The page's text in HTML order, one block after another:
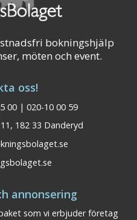
Visa på karta
bokningshjälp
möten och event.
oss!
00 | 020-10 00 59
182 33 Danderyd
annonsering
som vi erbjuder företag